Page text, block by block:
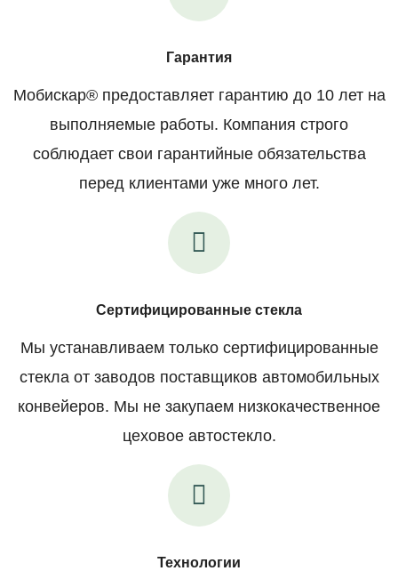
Гарантия
Мобискар® предоставляет гарантию до 10 лет на
выполняемые работы. Компания строго
соблюдает свои гарантийные обязательства
перед клиентами уже много лет.
Сертифицированные стекла
Мы устанавливаем только сертифицированные
стекла от заводов поставщиков автомобильных
конвейеров. Мы не закупаем низкокачественное
цеховое автостекло.
Технологии